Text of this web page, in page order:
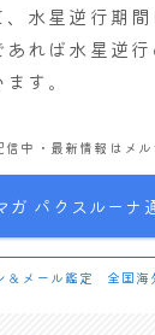
水星逆行期間
れば水星逆
す。
信中・最新情報はメル
ガ パクスルーナ
＆メール鑑定 全国海